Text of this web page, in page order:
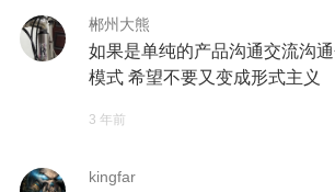
郴州大熊
如果是单纯的产品沟通交流沟
模式 希望不要又变成形式主义
3 年前
kingfar